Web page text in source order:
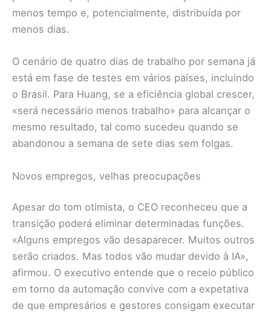
menos tempo e, potencialmente, distribuída por
menos dias.
O cenário de quatro dias de trabalho por semana já
está em fase de testes em vários países, incluindo
o Brasil. Para Huang, se a eficiência global crescer,
«será necessário menos trabalho» para alcançar o
mesmo resultado, tal como sucedeu quando se
abandonou a semana de sete dias sem folgas.
Novos empregos, velhas preocupações
Apesar do tom otimista, o CEO reconheceu que a
transição poderá eliminar determinadas funções.
«Alguns empregos vão desaparecer. Muitos outros
serão criados. Mas todos vão mudar devido à IA»,
afirmou. O executivo entende que o receio público
em torno da automação convive com a expetativa
de que empresários e gestores consigam executar